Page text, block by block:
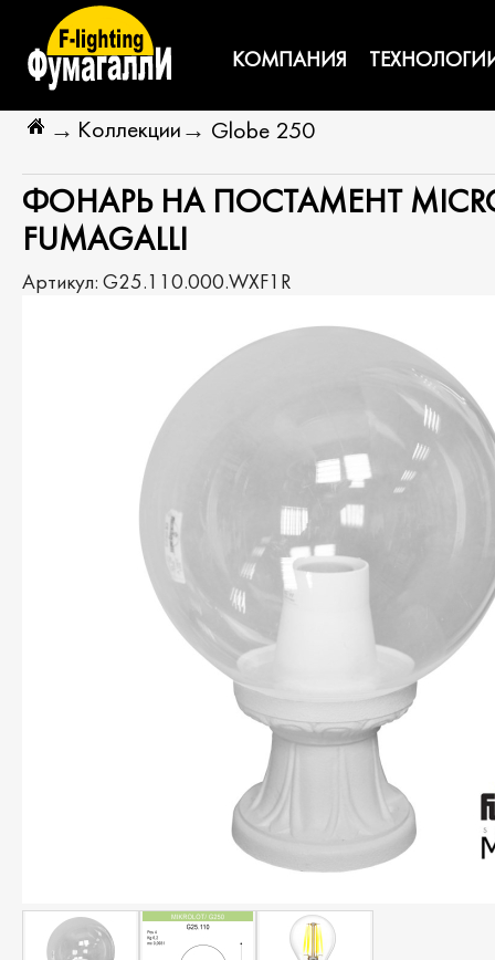
КОМПАНИЯ
→ Коллекции → Globe 250
ФОНАРЬ НА ПОСТАМЕНТ
FUMAGALLI
Артикул: G25.110.000.WXF1R